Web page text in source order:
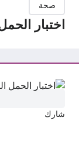
صحة
اختبار
شارك